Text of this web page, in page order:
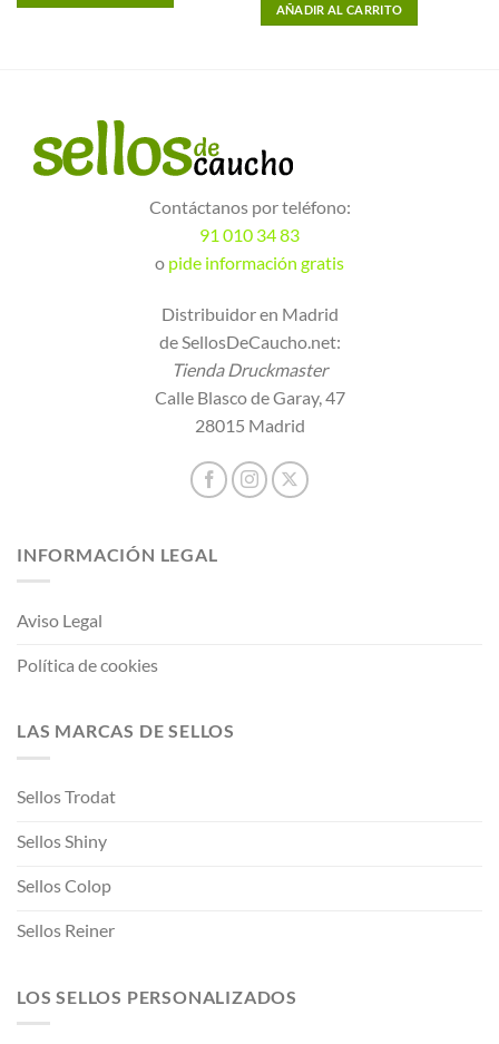
AÑADIR AL CARRITO
Contáctanos por teléfono:
91 010 34 83
o pide información gratis
Distribuidor en Madrid
de SellosDeCaucho.net:
Tienda Druckmaster
Calle Blasco de Garay, 47
28015 Madrid
INFORMACIÓN LEGAL
Aviso Legal
Política de cookies
LAS MARCAS DE SELLOS
Sellos Trodat
Sellos Shiny
Sellos Colop
Sellos Reiner
LOS SELLOS PERSONALIZADOS